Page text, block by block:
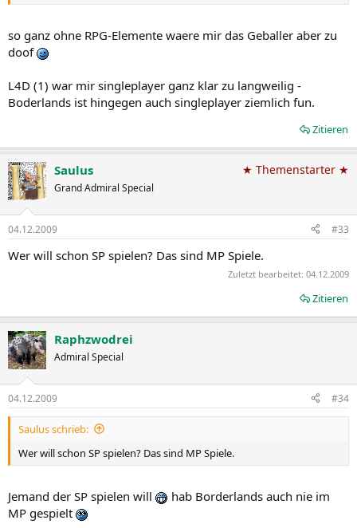
so ganz ohne RPG-Elemente waere mir das Geballer aber zu
doof
L4D (1) war mir singleplayer ganz klar zu langweilig -
Boderlands ist hingegen auch singleplayer ziemlich fun.
Zitieren
Saulus
Grand Admiral Special
★ Themenstarter ★
04.12.2009 #33
Wer will schon SP spielen? Das sind MP Spiele.
Zuletzt bearbeitet: 04.12.2009
Zitieren
Raphzwodrei
Admiral Special
04.12.2009 #34
Saulus schrieb:
Wer will schon SP spielen? Das sind MP Spiele.
Jemand der SP spielen will
hab Borderlands auch nie im
MP gespielt